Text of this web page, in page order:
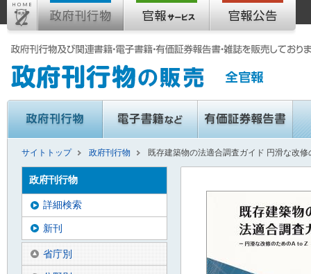
サイトトップ 政府刊行物 既存建築物の法適合調査ガイド 円滑な改修
政府刊行物
詳細検索
新刊
省庁別